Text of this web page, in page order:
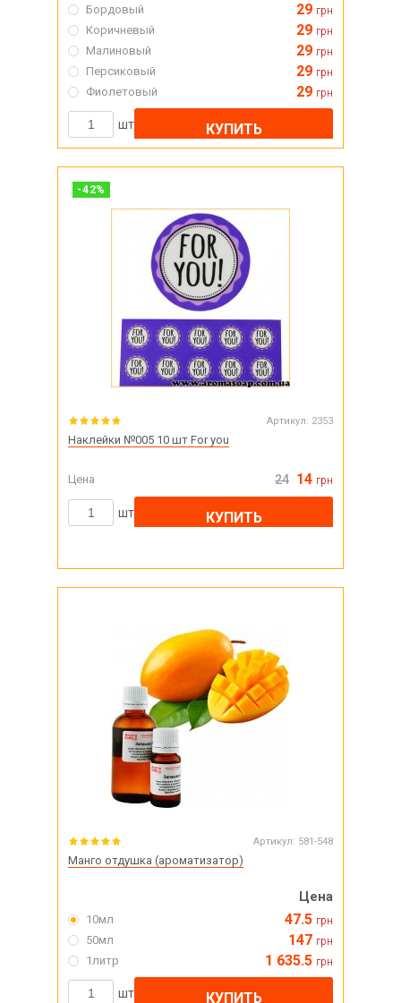
Бордовый 29 грн
Коричневый 29 грн
Малиновый 29 грн
Персиковый 29 грн
Фиолетовый 29 грн
шт КУПИТЬ
-42%
Артикул: 2353
Наклейки №005 10 шт For you
Цена 24 14 грн
шт КУПИТЬ
Артикул: 581-548
Манго отдушка (ароматизатор)
Цена
10мл 47.5 грн
50мл 147 грн
1литр 1 635.5 грн
шт КУПИТЬ